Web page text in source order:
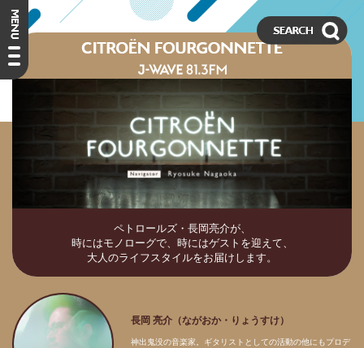
ペトロールズ・長岡亮介が、
時にはモノローグで、時にはゲストを迎えて、
大人のライフスタイルをお届けします。
長岡 亮介（ながおか・りょうすけ）
神出鬼没の音楽家。ギタリストとしての活動の他にもプロデ